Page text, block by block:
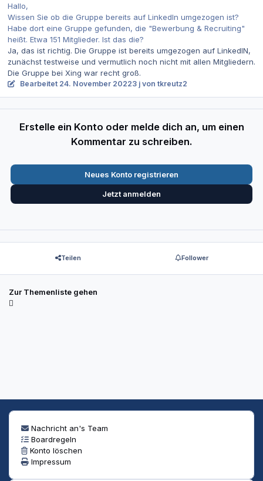
Hallo,
Wissen Sie ob die Gruppe bereits auf LinkedIn umgezogen ist?
Habe dort eine Gruppe gefunden, die "Bewerbung & Recruiting"
heißt. Etwa 151 Mitglieder. Ist das die?
Ja, das ist richtig. Die Gruppe ist bereits umgezogen auf LinkedIN,
zunächst testweise und vermutlich noch nicht mit allen Mitgliedern.
Die Gruppe bei Xing war recht groß.
Bearbeitet 24. November 20223 j von tkreutz2
Erstelle ein Konto oder melde dich an, um einen
Kommentar zu schreiben.
Neues Konto registrieren
Jetzt anmelden
Teilen Follower
Zur Themenliste gehen
Nachricht an's Team
Boardregeln
Konto löschen
Impressum